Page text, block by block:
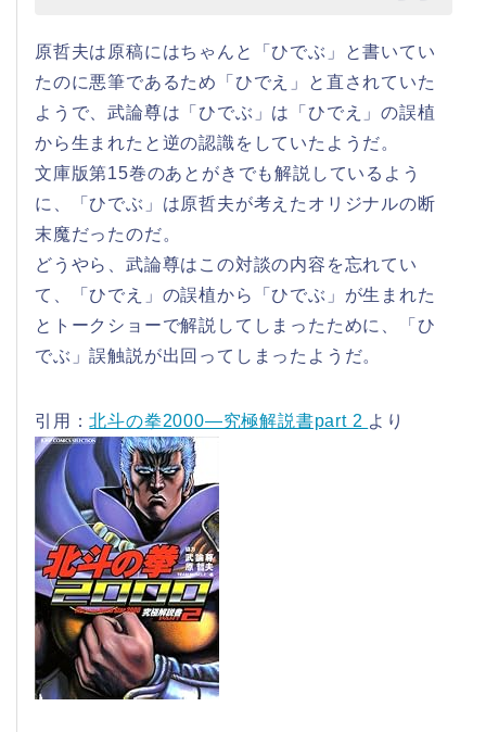
原哲夫は原稿にはちゃんと「ひでぶ」と書いてい
たのに悪筆であるため「ひでえ」と直されていた
ようで、武論尊は「ひでぶ」は「ひでえ」の誤植
から生まれたと逆の認識をしていたようだ。
文庫版第15巻のあとがきでも解説しているよう
に、「ひでぶ」は原哲夫が考えたオリジナルの断
末魔だったのだ。
どうやら、武論尊はこの対談の内容を忘れてい
て、「ひでえ」の誤植から「ひでぶ」が生まれた
とトークショーで解説してしまったために、「ひ
でぶ」誤触説が出回ってしまったようだ。
引用：北斗の拳2000―究極解説書part 2 より